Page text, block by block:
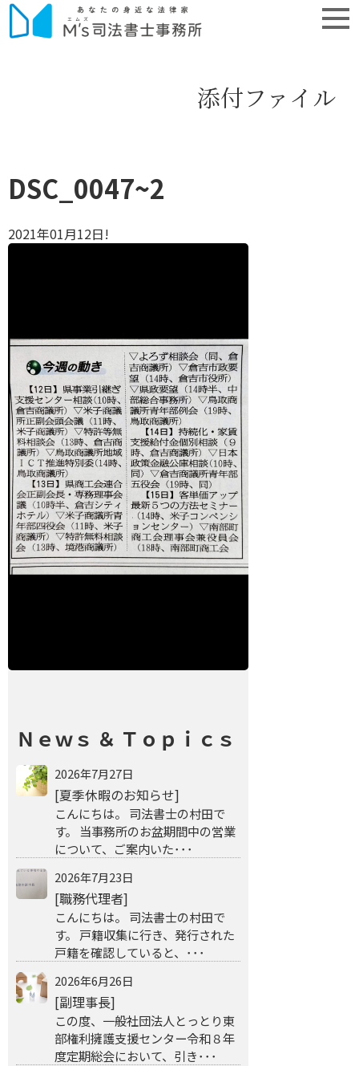
添付ファイル
DSC_0047~2
2021年01月12日!
Ｎｅｗｓ ＆ Ｔｏｐｉｃｓ
2026年7月27日
[夏季休暇のお知らせ]
こんにちは。 司法書士の村田で
す。 当事務所のお盆期間中の営業
について、ご案内いた･･･
2026年7月23日
[職務代理者]
こんにちは。 司法書士の村田で
す。 戸籍収集に行き、発行された
戸籍を確認していると、･･･
2026年6月26日
[副理事長]
この度、一般社団法人とっとり東
部権利擁護支援センター令和８年
度定期総会において、引き･･･